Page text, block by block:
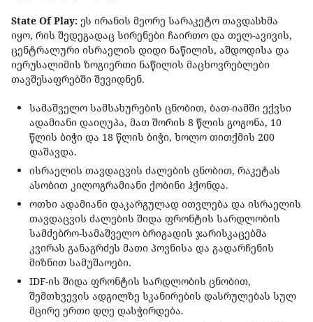
State Of Play: ეს ირანის მეორე სარაკეტო თავდასხმა
იყო, რის შედეგადაც სირენები ჩაირთო და თელ-ავივის,
ცენტრალური ისრაელის დიდი ნაწილის, აშდოდისა და
იერუსალიმის ზოგიერთი ნაწილის მაცხოვრებლები
თავშესაფრებში შევიდნენ.
სამაშველო სამსახურების ცნობით, ბათ-იამში ექვსი
ადამიანი დაიღუპა, მათ შორის 8 წლის გოგონა, 10
წლის ბიჭი და 18 წლის ბიჭი, ხოლო თითქმის 200
დაშავდა.
ისრაელის თავდაცვის ძალების ცნობით, რაკეტას
ასობით კილოგრამიანი ქობინი ჰქონდა.
ოთხი ადამიანი დაკარგულად ითვლება და ისრაელის
თავდაცვის ძალების შიდა ფრონტის სარდლობის
სამძებრო-სამაშველო ბრიგადის ჯარისკაცებმა
კვირას განაგრძეს მათი პოვნისა და გადარჩენის
მიზნით სამუშაოები.
IDF-ის შიდა ფრონტის სარდლობის ცნობით,
შემთხვევის ადგილზე სკანირების დასრულებას სულ
მცირე ერთი დღე დასჭირდება.